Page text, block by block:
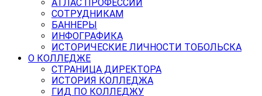
АТЛАС ПРОФЕССИЙ
СОТРУДНИКАМ
БАННЕРЫ
ИНФОГРАФИКА
ИСТОРИЧЕСКИЕ ЛИЧНОСТИ ТОБОЛЬСКА
О КОЛЛЕДЖЕ
СТРАНИЦА ДИРЕКТОРА
ИСТОРИЯ КОЛЛЕДЖА
ГИД ПО КОЛЛЕДЖУ